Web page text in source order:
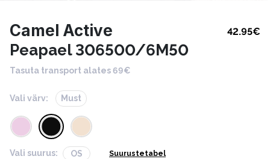
Camel Active 42.95€
Peapael 306500/6M50
Tasuta transport alates 69€
Vali värv: Must
Vali suurus: OS Suurustetabel